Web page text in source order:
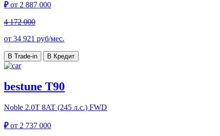
₽от 2 887 000
4 172 000
от 34 921 руб/мес.
В Trade-in В Кредит
bestune T90
Noble 2.0T 8AT (245 л.с.) FWD
₽от 2 737 000